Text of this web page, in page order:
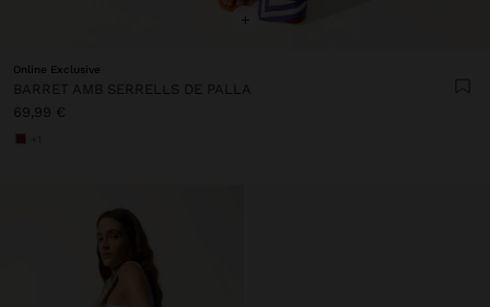
+
Online Exclusive
BARRET AMB SERRELLS DE PALLA
69,99 €